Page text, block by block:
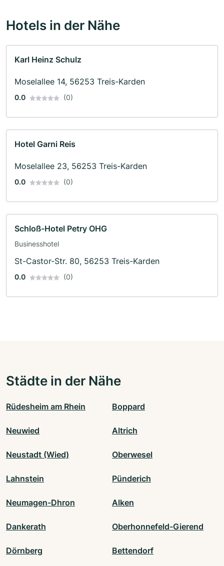
Hotels in der Nähe
Karl Heinz Schulz
Moselallee 14, 56253 Treis-Karden
0.0 (0)
Hotel Garni Reis
Moselallee 23, 56253 Treis-Karden
0.0 (0)
Schloß-Hotel Petry OHG
Businesshotel
St-Castor-Str. 80, 56253 Treis-Karden
0.0 (0)
Städte in der Nähe
Rüdesheim am Rhein Boppard
Neuwied Altrich
Neustadt (Wied) Oberwesel
Lahnstein Pünderich
Neumagen-Dhron Alken
Dankerath Oberhonnefeld-Gierend
Dörnberg Bettendorf